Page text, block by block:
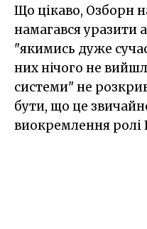
Що цікаво, Озборн
намагався уразити
"якимись дуже
них нічого не
системи" не
бути, що це
виокремлення ролі